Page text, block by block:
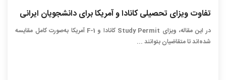
تفاوت ویزای تحصیلی کانادا و آمریکا برای دانشجویان ایرانی
در این مقاله، ویزای Study Permit کانادا و F-1 آمریکا به‌صورت کامل مقایسه
شده‌اند تا متقاضیان بتوانند ...